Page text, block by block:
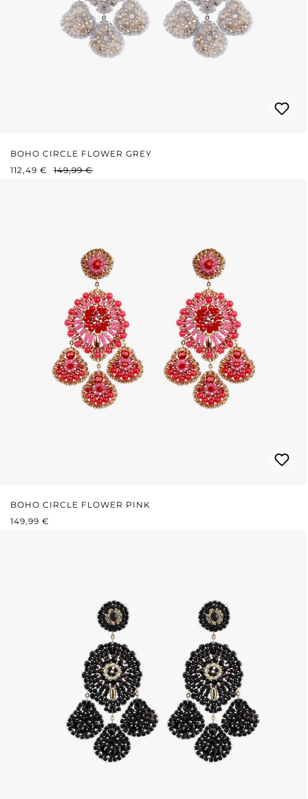
BOHO CIRCLE FLOWER GREY
VERKAUFSPREIS:
112,49 € REGULÄRER PREIS:
149,99 €
BOHO CIRCLE FLOWER PINK
REGULÄRER PREIS:
149,99 €